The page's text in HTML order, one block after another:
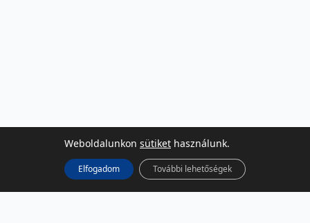
Weboldalunkon sütiket használunk.
Elfogadom További lehetőségek